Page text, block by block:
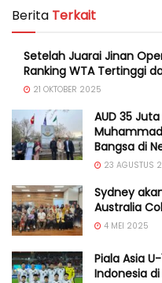
Berita Terkait
Setelah Juarai Jinan
Ranking WTA Tertinggi
21 OKTOBER 2025
AUD 35
Bangsa di
23 AGUSTUS
Sydney
Australia
4 MEI 2025
Piala Asia
Indonesia